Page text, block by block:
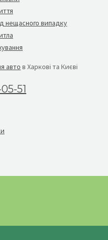
нещасного випадку
авто в Харкові та Києві
51